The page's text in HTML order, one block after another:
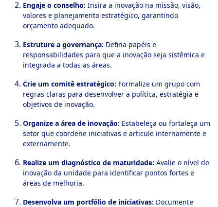
Engaje o conselho: Insira a inovação na missão, visão,
valores e planejamento estratégico, garantindo
orçamento adequado.
Estruture a governança: Defina papéis e
responsabilidades para que a inovação seja sistêmica e
integrada a todas as áreas.
Crie um comitê estratégico: Formalize um grupo com
regras claras para desenvolver a política, estratégia e
objetivos de inovação.
Organize a área de inovação: Estabeleça ou fortaleça um
setor que coordene iniciativas e articule internamente e
externamente.
Realize um diagnóstico de maturidade: Avalie o nível de
inovação da unidade para identificar pontos fortes e
áreas de melhoria.
Desenvolva um portfólio de iniciativas: Documente